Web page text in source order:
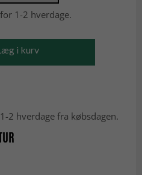
1-2 hverdage.
i kurv
2 hverdage fra købsdagen.